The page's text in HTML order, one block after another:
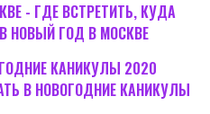
- ГДЕ ВСТРЕТИТЬ, КУДА
НОВЫЙ ГОД В МОСКВЕ
КАНИКУЛЫ 2020
В НОВОГОДНИЕ КАНИКУЛЫ